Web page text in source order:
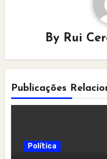
By Rui
Publicações
Política